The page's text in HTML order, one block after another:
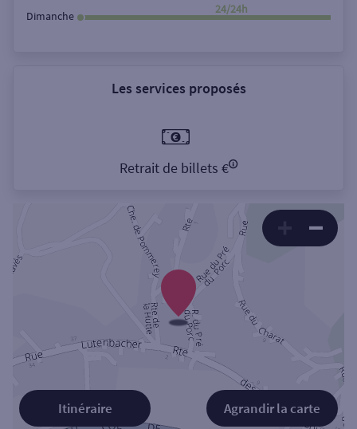
Dimanche
24/24h
Les services proposés
Retrait de billets €
Agrandir la carte
Itinéraire